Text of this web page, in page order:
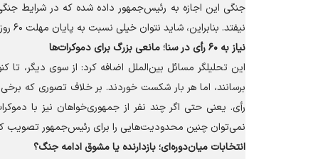
نیفتد. بنابراین، شاید نتوان خیلی نسبت به پایان مهلت ۶۰ روزه ترامپ و الزام رئیس‌جمهور به توقف جنگ امیدوار بود.
نیاز به ۶۰ رأی در سنا؛ مانعی بزرگ برای دموکرات‌ها
این تحلیلگر مسائل بین‌الملل اضافه کرد: از سوی دیگر،
نمی‌توان چنین محدودیت‌هایی را برای رئیس‌جمهور تصویب
انتخابات میان‌دوره‌ای؛ بازدارنده یا مشوق ادامه جنگ؟